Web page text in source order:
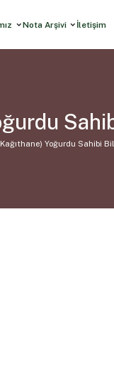
Nota Arşivi İletişim
Yoğurdu Sahibi